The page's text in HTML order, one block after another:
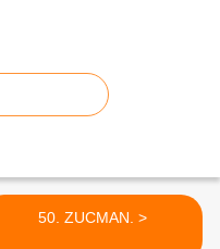
50. ZUCMAN. >